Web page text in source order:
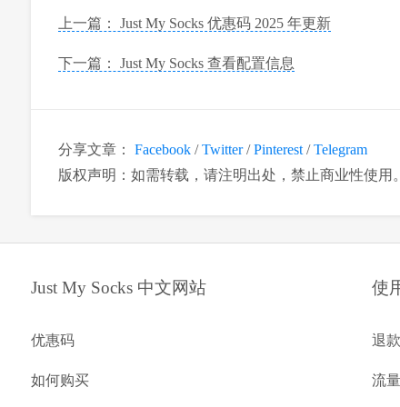
上一篇： Just My Socks 优惠码 2025 年更新
下一篇： Just My Socks 查看配置信息
分享文章： Facebook/Twitter/Pinterest/Telegram
版权声明：如需转载，请注明出处，禁止商业性使用。
Just My Socks 中文网站
优惠码
如何购买
使
退
流